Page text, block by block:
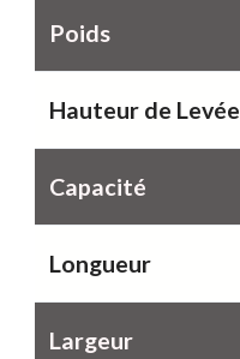
Poids
Hauteur de Levée
Capacité
Longueur
Largeur